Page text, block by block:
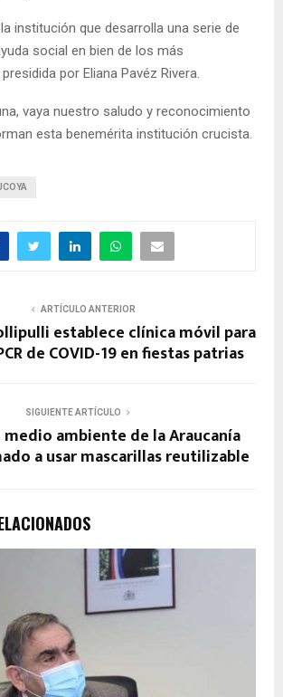
institución que desarrolla una serie de
social en bien de los más
por Eliana Pavéz Rivera.
vaya nuestro saludo y reconocimiento
esta benemérita institución crucista.
ARTÍCULO ANTERIOR
establece clínica móvil para
de COVID-19 en fiestas patrias
SIGUIENTE ARTÍCULO
ambiente de la Araucanía
a usar mascarillas reutilizable